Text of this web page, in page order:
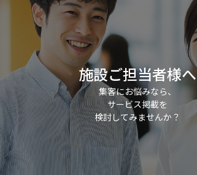
施設ご担当者様へ
集客にお悩みなら、
サービス掲載を
検討してみませんか？